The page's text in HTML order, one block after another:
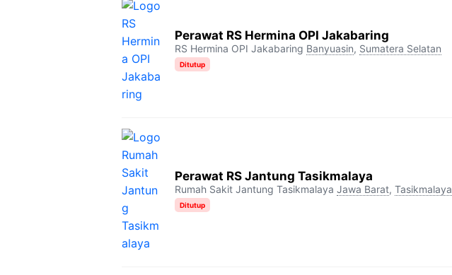
Perawat RS Hermina OPI Jakabaring
RS Hermina OPI Jakabaring Banyuasin, Sumatera Selatan
Ditutup
Perawat RS Jantung Tasikmalaya
Rumah Sakit Jantung Tasikmalaya Jawa Barat, Tasikmalaya
Ditutup